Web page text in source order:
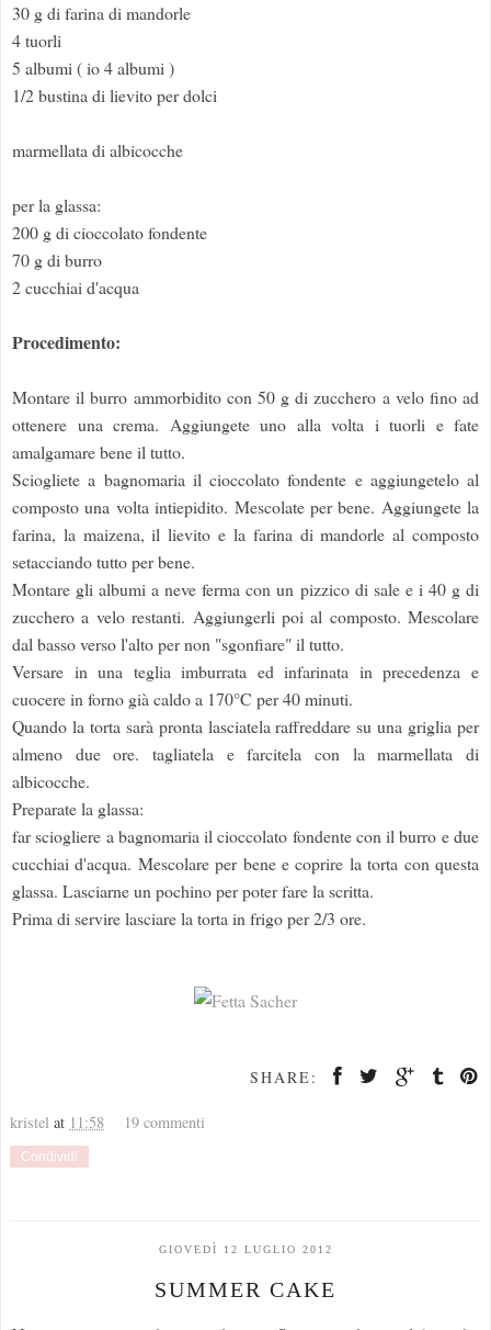
30 g di farina di mandorle
4 tuorli
5 albumi ( io 4 albumi )
1/2 bustina di lievito per dolci
marmellata di albicocche
per la glassa:
200 g di cioccolato fondente
70 g di burro
2 cucchiai d'acqua
Procedimento:
Montare il burro ammorbidito con 50 g di zucchero a velo fino ad
ottenere una crema. Aggiungete uno alla volta i tuorli e fate
amalgamare bene il tutto.
Sciogliete a bagnomaria il cioccolato fondente e aggiungetelo al
composto una volta intiepidito. Mescolate per bene. Aggiungete la
farina, la maizena, il lievito e la farina di mandorle al composto
setacciando tutto per bene.
Montare gli albumi a neve ferma con un pizzico di sale e i 40 g di
zucchero a velo restanti. Aggiungerli poi al composto. Mescolare
dal basso verso l'alto per non "sgonfiare" il tutto.
Versare in una teglia imburrata ed infarinata in precedenza e
cuocere in forno già caldo a 170°C per 40 minuti.
Quando la torta sarà pronta lasciatela raffreddare su una griglia per
almeno due ore. tagliatela e farcitela con la marmellata di
albicocche.
Preparate la glassa:
far sciogliere a bagnomaria il cioccolato fondente con il burro e due
cucchiai d'acqua. Mescolare per bene e coprire la torta con questa
glassa. Lasciarne un pochino per poter fare la scritta.
Prima di servire lasciare la torta in frigo per 2/3 ore.
SHARE:
kristel at 11:58 19 commenti
Condividi
GIOVEDÌ 12 LUGLIO 2012
SUMMER CAKE